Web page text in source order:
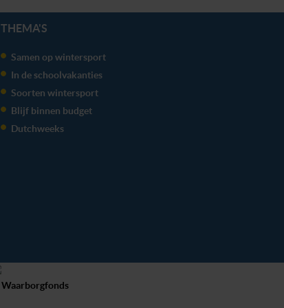
THEMA'S
Samen op wintersport
In de schoolvakanties
Soorten wintersport
Blijf binnen budget
Dutchweeks